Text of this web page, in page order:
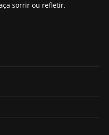
sorrir ou refletir.